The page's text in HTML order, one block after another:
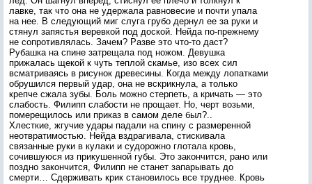
лавке, так что она не удержала равновесие и почти упала
на нее. В следующий миг слуга грубо дернул ее за руки и
стянул запястья веревкой под доской. Нейда по-прежнему
не сопротивлялась. Зачем? Разве это что-то даст?
Рубашка на спине затрещала под ножом. Девушка
прижалась щекой к чуть теплой скамье, изо всех сил
всматриваясь в рисунок древесины. Когда между лопатками
обрушился первый удар, она не вскрикнула, а только
крепче сжала зубы. Боль можно стерпеть, а кричать — это
слабость. Филипп слабости не прощает. Но, черт возьми,
померещилось или приказ в самом деле был?..
Хлесткие, жгучие удары падали на спину с размеренной
неотвратимостью. Нейда вздрагивала, стискивала
связанные руки в кулаки и судорожно глотала кровь,
сочившуюся из прикушенной губы. Это закончится, рано или
поздно закончится, Филипп не станет запарывать до
смерти… Сдерживать крик становилось все труднее. Кровь